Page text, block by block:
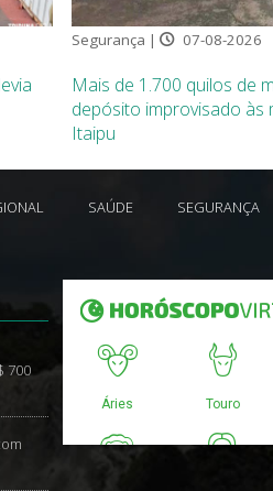
Segurança | 07-08-2026
Mais de 1.700 quilos de
depósito improvisado às
Itaipu
SAÚDE SEGURANÇA
700